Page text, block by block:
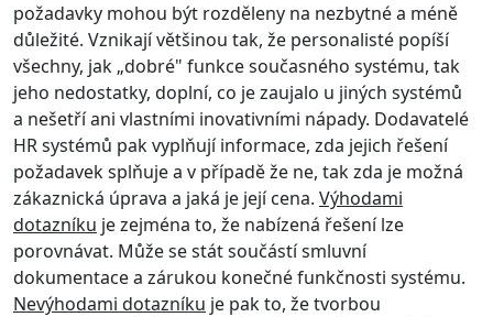
požadavky mohou být rozděleny na nezbytné a méně
důležité. Vznikají většinou tak, že personalisté popíší
všechny, jak „dobré" funkce současného systému, tak
jeho nedostatky, doplní, co je zaujalo u jiných systémů
a nešetří ani vlastními inovativními nápady. Dodavatelé
HR systémů pak vyplňují informace, zda jejich řešení
požadavek splňuje a v případě že ne, tak zda je možná
zákaznická úprava a jaká je její cena. Výhodami
dotazníku je zejména to, že nabízená řešení lze
porovnávat. Může se stát součástí smluvní
dokumentace a zárukou konečné funkčnosti systému.
Nevýhodami dotazníku je pak to, že tvorbou